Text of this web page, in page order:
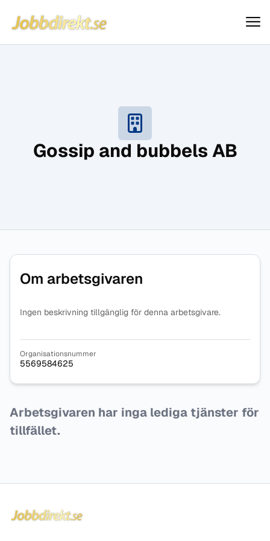
Hoppa till innehåll
Jobbdirekt
Gossip and bubbels AB
Om arbetsgivaren
Ingen beskrivning tillgänglig för denna arbetsgivare.
Organisationsnummer
5569584625
Arbetsgivaren har inga lediga tjänster för
tillfället.